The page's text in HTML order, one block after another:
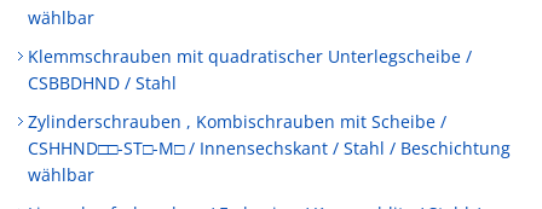
wählbar
Klemmschrauben mit quadratischer Unterlegscheibe /
CSBBDHND / Stahl
Zylinderschrauben , Kombischrauben mit Scheibe /
CSHHND□□-ST□-M□ / Innensechskant / Stahl / Beschichtung
wählbar